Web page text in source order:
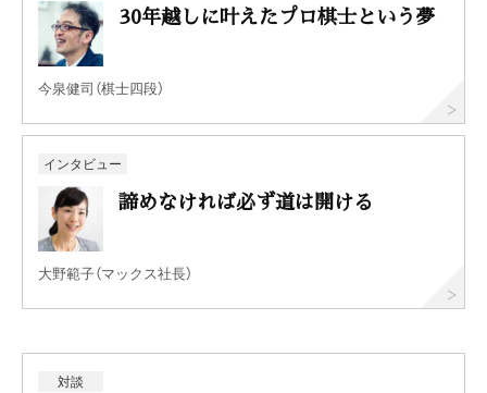
30年越しに叶えたプロ棋士という夢
今泉健司（棋士四段）
インタビュー
諦めなければ必ず道は開ける
大野範子（マックス社長）
対談